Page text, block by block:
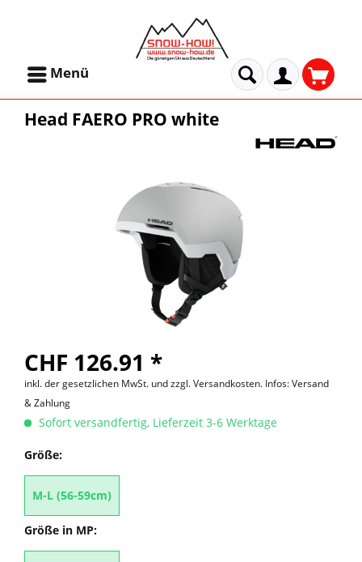
Menü
Head FAERO PRO white
CHF 126.91 *
inkl. der gesetzlichen MwSt. undzzgl. Versandkosten. Infos: Versand
& Zahlung
Sofort versandfertig, Lieferzeit 3-6 Werktage
Größe:
M-L (56-59cm)
Größe in MP: